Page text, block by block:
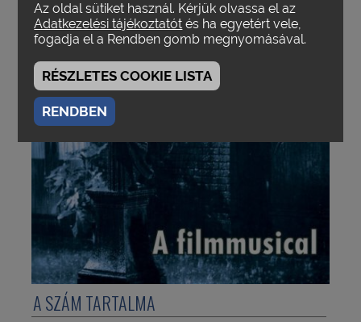
A SZÁM TARTALMA
Az oldal sütiket használ. Kérjük olvassa el az
Adatkezelési tájékoztatót és ha egyetért vele,
fogadja el a Rendben gomb megnyomásával.
RÉSZLETES COOKIE LISTA
RENDBEN